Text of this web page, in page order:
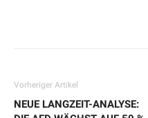
Vorheriger Artikel
NEUE LANGZEIT-ANALYSE: